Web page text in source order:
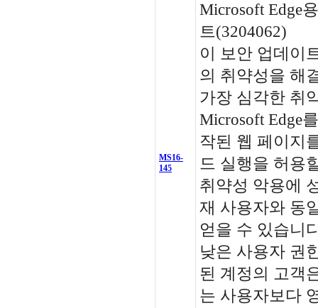
MS16-
145
Microsoft Edge
트(3204062)
이 보안 업데이
의 취약성을 해
가장 심각한 취
Microsoft Edge
작된 웹 페이지
드 실행을 허용
취약성 악용에
재 사용자와 동
얻을 수 있습니
낮은 사용자 권
된 계정의 고객
는 사용자보다